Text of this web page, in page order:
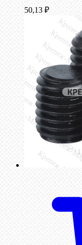
50,13 ₽